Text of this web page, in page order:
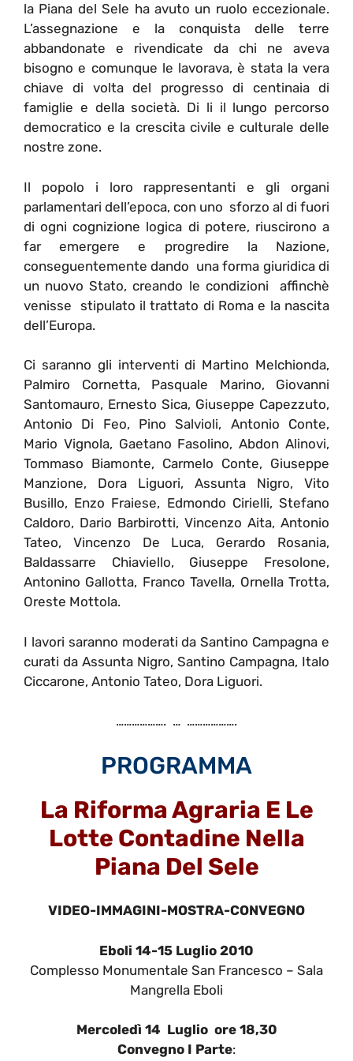
la Piana del Sele ha avuto un ruolo eccezionale.
L’assegnazione e la conquista delle terre
abbandonate e rivendicate da chi ne aveva
bisogno e comunque le lavorava, è stata la vera
chiave di volta del progresso di centinaia di
famiglie e della società. Di li il lungo percorso
democratico e la crescita civile e culturale delle
nostre zone.
Il popolo i loro rappresentanti e gli organi
parlamentari dell’epoca, con uno sforzo al di fuori
di ogni cognizione logica di potere, riuscirono a
far emergere e progredire la Nazione,
conseguentemente dando una forma giuridica di
un nuovo Stato, creando le condizioni affinchè
venisse stipulato il trattato di Roma e la nascita
dell’Europa.
Ci saranno gli interventi di Martino Melchionda,
Palmiro Cornetta, Pasquale Marino, Giovanni
Santomauro, Ernesto Sica, Giuseppe Capezzuto,
Antonio Di Feo, Pino Salvioli, Antonio Conte,
Mario Vignola, Gaetano Fasolino, Abdon Alinovi,
Tommaso Biamonte, Carmelo Conte, Giuseppe
Manzione, Dora Liguori, Assunta Nigro, Vito
Busillo, Enzo Fraiese, Edmondo Cirielli, Stefano
Caldoro, Dario Barbirotti, Vincenzo Aita, Antonio
Tateo, Vincenzo De Luca, Gerardo Rosania,
Baldassarre Chiaviello, Giuseppe Fresolone,
Antonino Gallotta, Franco Tavella, Ornella Trotta,
Oreste Mottola.
I lavori saranno moderati da Santino Campagna e
curati da Assunta Nigro, Santino Campagna, Italo
Ciccarone, Antonio Tateo, Dora Liguori.
………………. … ……………….
PROGRAMMA
La Riforma Agraria E Le
Lotte Contadine Nella
Piana Del Sele
VIDEO-IMMAGINI-MOSTRA-CONVEGNO
Eboli 14-15 Luglio 2010
Complesso Monumentale San Francesco – Sala
Mangrella Eboli
Mercoledì 14 Luglio ore 18,30
Convegno I Parte: